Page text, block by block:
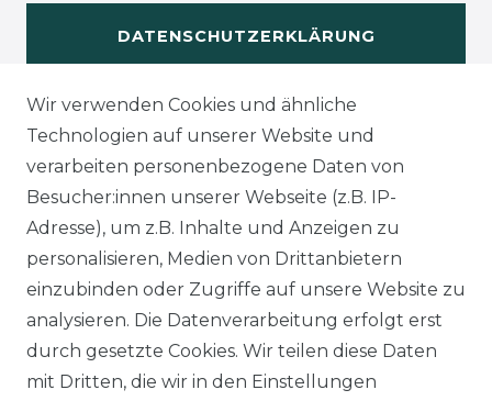
DATENSCHUTZERKLÄRUNG
WIDERUFSRECHT
KONTAKT
Sie sind Händlerund möchten Sich mit uns
in Verbindung setzen?
Wir verwenden Cookies und ähnliche
Technologien auf unserer Website und
verarbeiten personenbezogene Daten von
Besucher:innen unserer Webseite (z.B. IP-
Adresse), um z.B. Inhalte und Anzeigen zu
personalisieren, Medien von Drittanbietern
einzubinden oder Zugriffe auf unsere Website zu
analysieren. Die Datenverarbeitung erfolgt erst
durch gesetzte Cookies. Wir teilen diese Daten
mit Dritten, die wir in den Einstellungen